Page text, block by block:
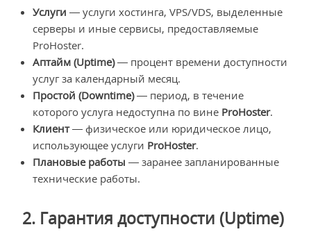
Услуги — услуги хостинга, VPS/VDS, выделенные
серверы и иные сервисы, предоставляемые
ProHoster.
Аптайм (Uptime)— процент времени доступности
услуг за календарный месяц.
Простой (Downtime)— период, в течение
которого услуга недоступна по вине ProHoster.
Клиент— физическое или юридическое лицо,
использующее услуги ProHoster.
Плановые работы — заранее запланированные
технические работы.
2. Гарантия доступности (Uptime)